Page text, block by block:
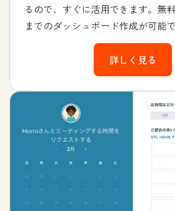
るので、すぐに活用できます。無
までのダッシュボード作成が可能で
詳しく見る